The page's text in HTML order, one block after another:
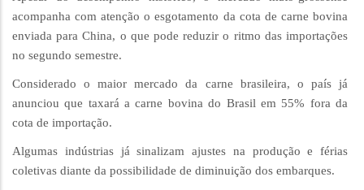
acompanha com atenção o esgotamento da cota de carne bovina
enviada para China, o que pode reduzir o ritmo das importações
no segundo semestre.
Considerado o maior mercado da carne brasileira, o país já
anunciou que taxará a carne bovina do Brasil em 55% fora da
cota de importação.
Algumas indústrias já sinalizam ajustes na produção e férias
coletivas diante da possibilidade de diminuição dos embarques.